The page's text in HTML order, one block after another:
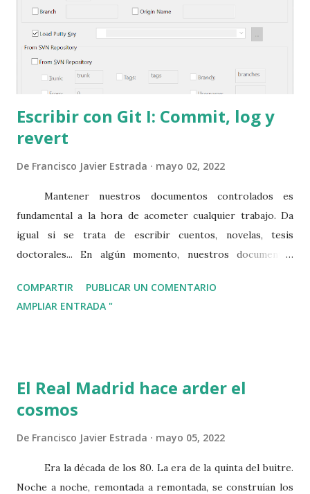
Escribir con Git I: Commit, log y
revert
De Francisco Javier Estrada mayo 02, 2022
Mantener nuestros documentos controlados es
fundamental a la hora de acometer cualquier trabajo. Da
igual si se trata de escribir cuentos, novelas, tesis
doctorales... En algún momento, nuestros documentos
borrador, ya sea en experimentos para avanzar en la
historia. La forma más simple de acometer esta labor es
cierto cambio si sólo las diferenciamos de forma numérica.
Por ese motivo, he estado investigando cómo aplicar Git,
desarrollo software, para escribir. En este tutorial os
enseñaré las facilidades que nos ofrece y os compartiré un
trabajo que he realizado para facilitarnos la vida.
COMPARTIR
PUBLICAR UN COMENTARIO
AMPLIAR ENTRADA "
El Real Madrid hace arder el
cosmos
De Francisco Javier Estrada mayo 05, 2022
Era la década de los 80. La era de la quinta del buitre.
Noche a noche, remontada a remontada, se construían los